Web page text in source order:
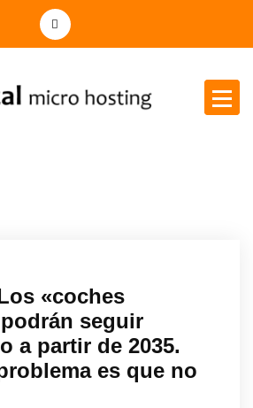
«coches
seguir
a partir de 2035.
es que no